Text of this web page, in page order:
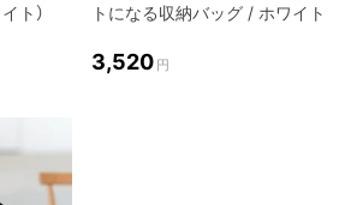
ト）
トになる収納バッグ / ホワイト
3,520 円